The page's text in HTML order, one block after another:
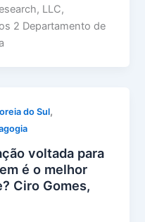
LLC,
2 Departamento de
do Sul,
voltada para
é o melhor
Ciro Gomes,